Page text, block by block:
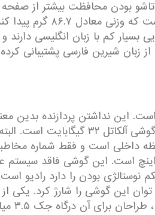
کوچک باعث
بسیار کم با زبان انگلیسی
شیرین فارسی پشتیبانی
است. این نداشتن پردازنده
داخلی است و فقط شماره
نمایش رنگی به سایز ۲.۴ اینچ است. این
آن درگاه جک ۳.۵ میلیمتری قرار داده اند.